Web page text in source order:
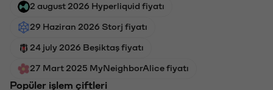
2 august 2026 Hyperliquid fiyatı
29 Haziran 2026 Storj fiyatı
24 july 2026 Beşiktaş fiyatı
27 Mart 2025 MyNeighborAlice fiyatı
Popüler işlem çiftleri